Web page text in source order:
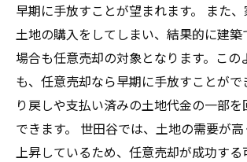
早期に手放すことが望まれます。 また
土地の購入をしてしまい、結果的に建築
場合も任意売却の対象となります。この
も、任意売却なら早期に手放すことが
り戻しや支払い済みの土地代金の一部
できます。 世田谷では、土地の需要が
上昇しているため、任意売却が成功する